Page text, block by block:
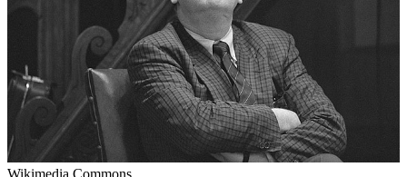
Wikimedia Commons